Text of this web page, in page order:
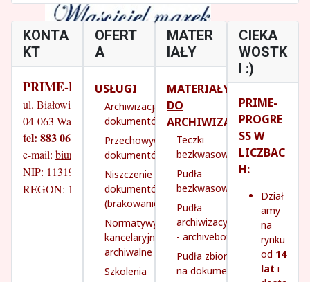
KONTA
KT
PRIME-PROGRESS
ul. Białowieska 14/18
04-063 Warszawa
tel: 883 066 070
e-mail: biuro@prime-progress.pl
NIP: 1131931260
REGON: 142745141
OFERT
A
USŁUGI
Archiwizacja
dokumentów
Przechowywanie
dokumentów
Niszczenie
dokumentów
(brakowanie)
Normatywy
kancelaryjno-
archiwalne
Szkolenia
MATER
IAŁY
MATERIAŁY
DO
ARCHIWIZACJI
Teczki
bezkwasowe
Pudła
bezkwasowe
Pudła
archiwizacyjne
- archivebox
Pudła zbiorcze
na dokumenty
CIEKA
WOSTK
I :)
PRIME-
PROGRE
SS W
LICZBAC
H:
Dział
amy
na
rynku
od 14
lat i